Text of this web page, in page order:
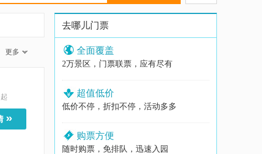
更多
起
»
去哪儿门票
全面覆盖
2万景区，门票联票，应有尽有
超值低价
低价不停，折扣不停，活动多多
购票方便
随时购票，免排队，迅速入园